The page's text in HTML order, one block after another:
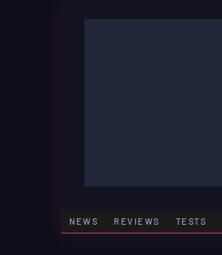
NEWS REVIEWS TESTS